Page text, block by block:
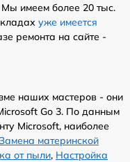
Мы имеем более 20 тыс.
уже имеется
ремонта на сайте -
наших мастеров - они
Go 3. По данным
Microsoft, наиболее
материнской
от пыли, Настройка